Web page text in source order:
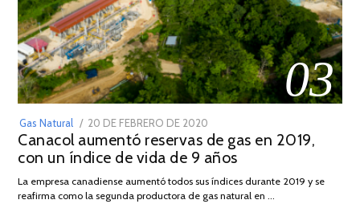
03
Gas Natural
POSTED
ON
20 DE FEBRERO DE 2020
DE
JULIO
2025
Canacol aumentó reservas de gas en 2019,
con un índice de vida de 9 años
La empresa canadiense aumentó todos sus índices durante 2019 y se
reafirma como la segunda productora de gas natural en …